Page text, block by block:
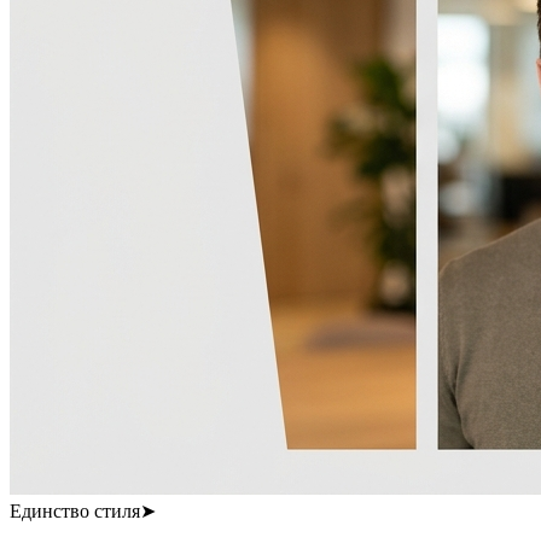
Единство стиля➤